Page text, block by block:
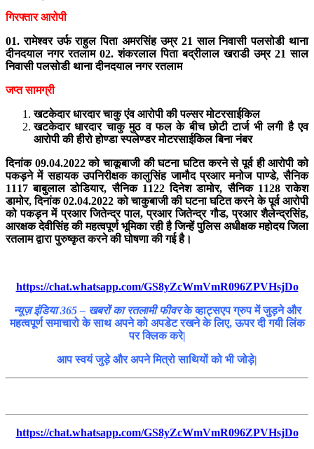
गिरफ्तार आरोपी
01. रामेश्वर उर्फ राहुल पिता अमरसिंह उम्र 21 साल निवासी पलसोडी थाना
दीनदयाल नगर रतलाम 02. शंकरलाल पिता बद्रीलाल खराडी उम्र 21 साल
निवासी पलसोडी थाना दीनदयाल नगर रतलाम
जप्त सामग्री
खटकेदार धारदार चाकु एंव आरोपी की पल्सर मोटरसाईकिल
खटकेदार धारदार चाकु मुठ व फल के बीच छोटी टार्ज भी लगी है एव
आरोपी की हीरो होण्डा स्पलेण्डर मोटरसाईकिल बिना नंबर
दिनांक 09.04.2022 को चाकूबाजी की घटना घटित करने से पूर्व ही आरोपी को
पकड़ने में सहायक उपनिरीक्षक कालुसिंह जामौद प्रआर मनोज पाण्डे, सैनिक
1117 बाबुलाल डोडियार, सैनिक 1122 दिनेश डामोर, सैनिक 1128 राकेश
डामोर, दिनांक 02.04.2022 को चाकुबाजी की घटना घटित करने के पूर्व आरोपी
को पकड़न में प्रआर जितेन्द्र पाल, प्रआर जितेन्द्र गौड, प्रआर शैलेन्द्रसिंह,
आरक्षक देवीसिंह की महत्वपूर्ण भूमिका रही है जिन्हें पुलिस अधीक्षक महोदय जिला
रतलाम द्वारा पुरुष्कृत करने की घोषणा की गई है।
https://chat.whatsapp.com/GS8yZcWmVmR096ZPVHsjDo
न्यूज़ इंडिया 365 – खबरों का रतलामी फीवरके व्हाट्सएप ग्रुप में जुड़ने और
महत्वपूर्ण समाचारो के साथ अपने को अपडेट रखने के लिए, ऊपर दी गयी लिंक
पर क्लिक करे|
आप स्वयं जुड़े और अपने मित्रो साथियों को भी जोड़े|
https://chat.whatsapp.com/GS8yZcWmVmR096ZPVHsjDo